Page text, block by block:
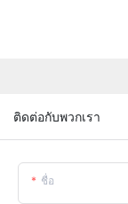
ติดต่อกับพวกเรา
ชื่อ